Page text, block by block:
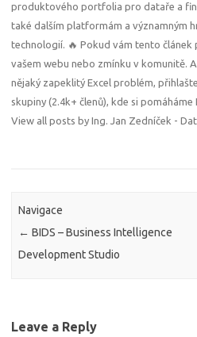
produktového portfolia pro dataře a
také dalším platformám a významným
technologií. 🔥 Pokud vám tento článek
vašem webu nebo zmínku v komunitě.
nějaký zapeklitý Excel problém,
skupiny (2.4k+ členů), kde si pomáháme
View all posts by Ing. Jan Zedníček -
Navigace
← BIDS – Business Intelligence
Development Studio
Leave a Reply